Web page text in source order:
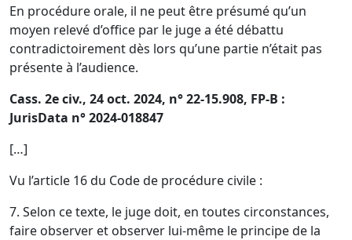
En procédure orale, il ne peut être présumé qu’un
moyen relevé d’office par le juge a été débattu
contradictoirement dès lors qu’une partie n’était pas
présente à l’audience.
Cass. 2e civ., 24 oct. 2024, n° 22-15.908, FP-B :
JurisData n° 2024-018847
[…]
Vu l’article 16 du Code de procédure civile :
7. Selon ce texte, le juge doit, en toutes circonstances,
faire observer et observer lui-même le principe de la